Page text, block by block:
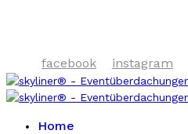
facebook instagram
Home